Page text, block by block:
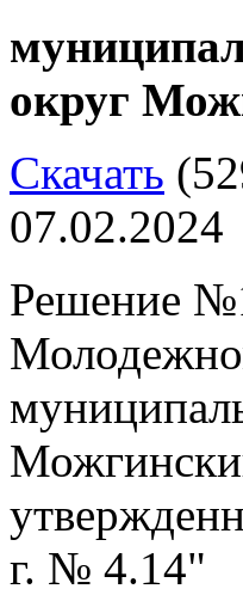
округ
Скачать
07.02.2024
Решение
г. № 4.14"